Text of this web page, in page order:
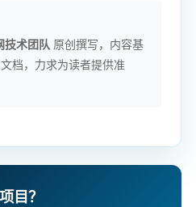
术团队 原创撰写，内容基
档，力求为读者提供准
目？